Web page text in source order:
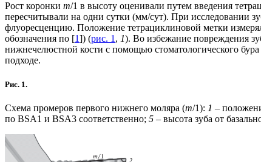
Рост коронки m/1 в высоту оценивали путем введения
пересчитывали на одни сутки (мм/сут). При исследовании
флуоресценцию. Положение тетрациклиновой метки
обозначения по [1]) (рис. 1 , 1). Во избежание повреждения
нижнечелюстной кости с помощью стоматологического
подходе.
Рис. 1.
Схема промеров первого нижнего моляра (m/1): 1 –
по BSA1 и BSA3 соответственно; 5 – высота зуба от